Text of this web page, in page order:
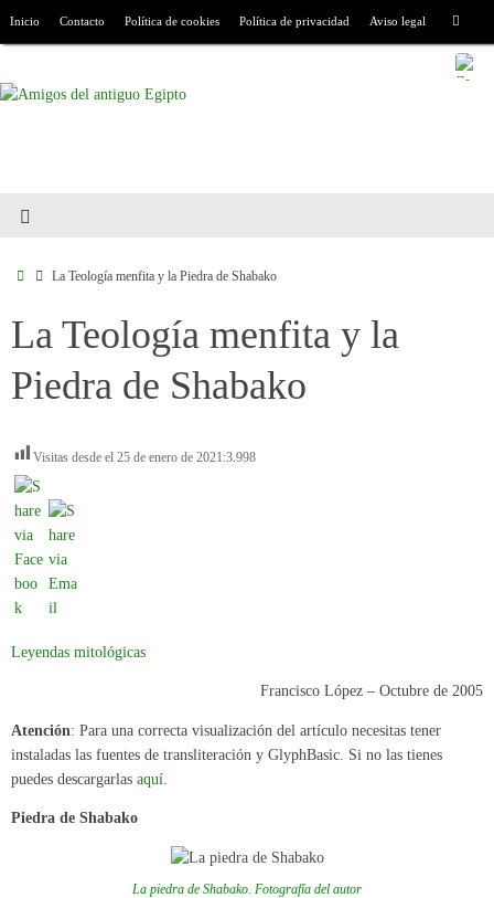
Inicio Contacto Política de cookies Política de privacidad Aviso legal
La Teología menfita y la Piedra de Shabako
La Teología menfita y la
Piedra de Shabako
Visitas desde el 25 de enero de 2021:3.998
Leyendas mitológicas
Francisco López – Octubre de 2005
Atención: Para una correcta visualización del artículo necesitas tener
instaladas las fuentes de transliteración y GlyphBasic. Si no las tienes
puedes descargarlas aquí
Piedra de Shabako
La piedra de Shabako. Fotografía del autor